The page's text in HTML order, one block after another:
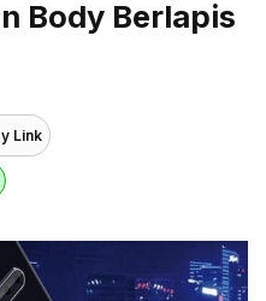
Body Berlapis
Link